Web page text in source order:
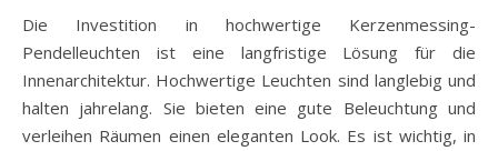
Die Investition in hochwertige Kerzenmessing-
Pendelleuchten ist eine langfristige Lösung für die
Innenarchitektur. Hochwertige Leuchten sind langlebig und
halten jahrelang. Sie bieten eine gute Beleuchtung und
verleihen Räumen einen eleganten Look. Es ist wichtig, in